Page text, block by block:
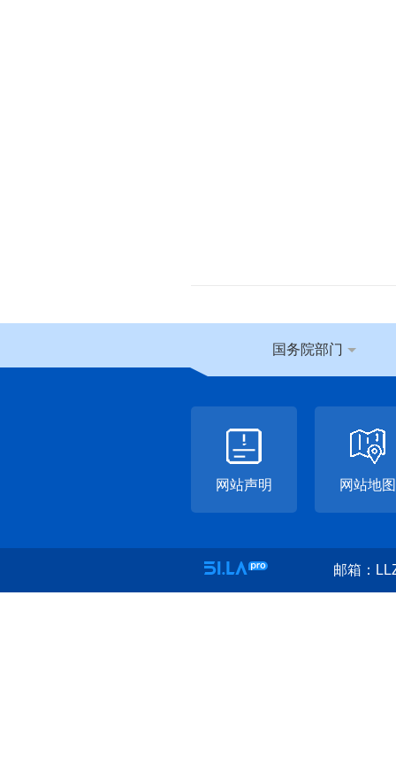
国务院部门
网站声明 网站地图
邮箱：